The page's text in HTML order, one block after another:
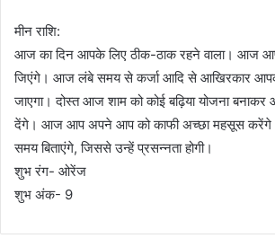
मीन राशि:
आज का दिन आपके लिए ठीक-ठाक रहने वाला। आज आप
जिएंगे। आज लंबे समय से कर्जा आदि से आखिरकार
जाएगा। दोस्त आज शाम को कोई बढ़िया योजना
देंगे। आज आप अपने आप को काफी अच्छा महसूस करेंगे।
समय बिताएंगे, जिससे उन्हें प्रसन्नता होगी।
शुभ रंग- ओरेंज
शुभ अंक- 9